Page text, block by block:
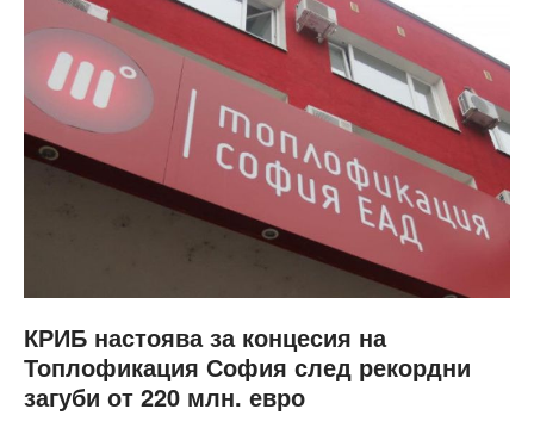
КРИБ настоява за концесия на
Топлофикация София след рекордни
загуби от 220 млн. евро